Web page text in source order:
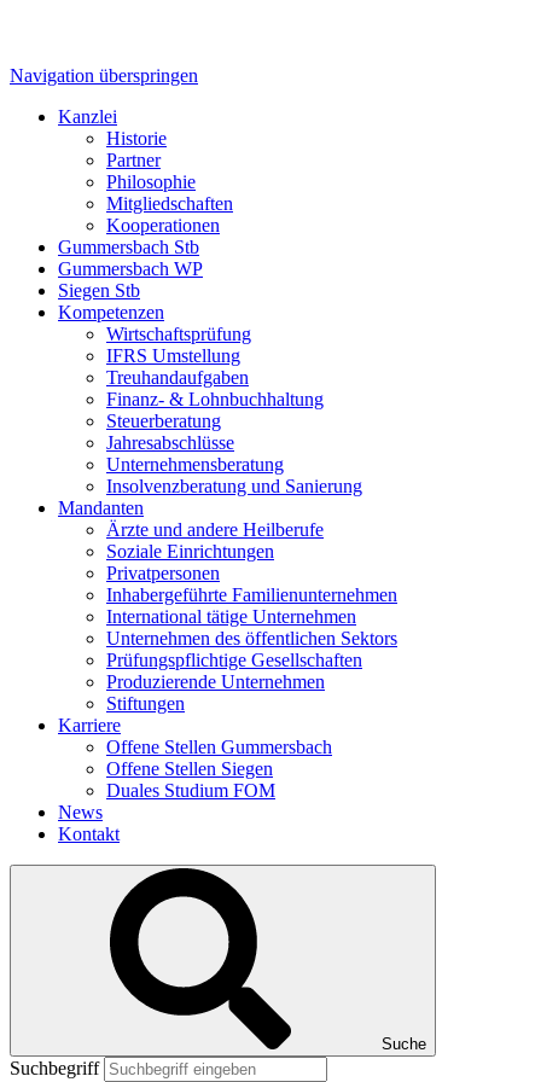
Navigation überspringen
Kanzlei
Historie
Partner
Philosophie
Mitgliedschaften
Kooperationen
Gummersbach Stb
Gummersbach WP
Siegen Stb
Kompetenzen
Wirtschaftsprüfung
IFRS Umstellung
Treuhandaufgaben
Finanz- & Lohnbuchhaltung
Steuerberatung
Jahresabschlüsse
Unternehmensberatung
Insolvenzberatung und Sanierung
Mandanten
Ärzte und andere Heilberufe
Soziale Einrichtungen
Privatpersonen
Inhabergeführte Familienunternehmen
International tätige Unternehmen
Unternehmen des öffentlichen Sektors
Prüfungspflichtige Gesellschaften
Produzierende Unternehmen
Stiftungen
Karriere
Offene Stellen Gummersbach
Offene Stellen Siegen
Duales Studium FOM
News
Kontakt
Suche
Suchbegriff